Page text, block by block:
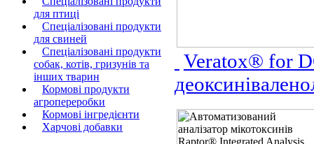
для птиці
Спеціалізовані продукти
для свиней
Спеціалізовані продукти
собак, котів, гризунів та
інших тварин
Кормові продукти
агропереробки
Кормові інгредієнти
Харчові добавки
Veratox® for